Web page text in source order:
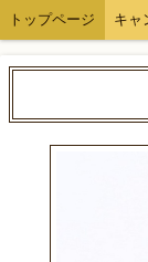
トップページ キャ